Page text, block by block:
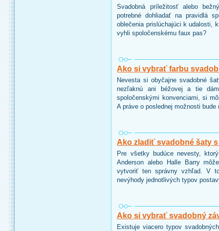
Svadobná príležitosť alebo
potrebné dohliadať na pravidlá
oblečenia prislúchajúci k udalosti,
vyhli spoločenskému faux pas?
Ako si vybrať farbu
Nevesta si obyčajne svadobné
nezľaknú ani béžovej a tie
spoločenskými konvenciami, si
A práve o poslednej možnosti
Ako zladiť svadobné šaty
Pre všetky budúce nevesty,
Anderson alebo Halle Barry
vytvoriť ten správny vzhľad. V
nevýhody jednotlivých typov
Ako si vybrať svadobný
Existuje viacero typov